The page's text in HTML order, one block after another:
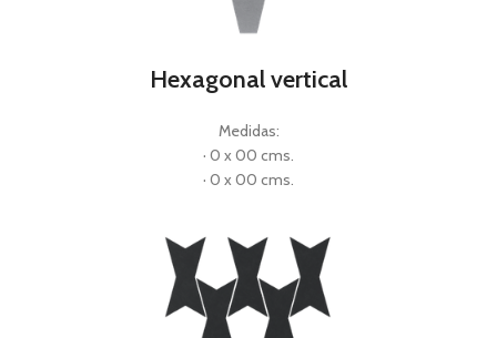
Hexagonal vertical
Medidas:
· 0 x 00 cms.
· 0 x 00 cms.